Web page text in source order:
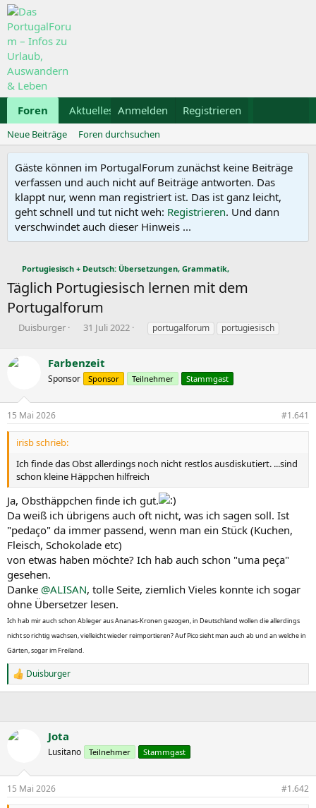
Foren Aktuelles Galerie Kalender
Anmelden Registrieren
Neue Beiträge Foren durchsuchen
Gäste können im PortugalForum zunächst keine Beiträge
verfassen und auch nicht auf Beiträge antworten. Das
klappt nur, wenn man registriert ist. Das ist ganz leicht,
geht schnell und tut nicht weh: Registrieren. Und dann
verschwindet auch dieser Hinweis ...
Portugiesisch + Deutsch: Übersetzungen, Grammatik,
Täglich Portugiesisch lernen mit dem
Portugalforum
E
t
l
e
r
Duisburger
E
t
e
l
a
31 Juli 2022
S
a
w
r
portugalforum portugiesisch
Farbenzeit
Sponsor Sponsor Teilnehmer Stammgast
15 Mai 2026 #1.641
irisb schrieb:
Ich finde das Obst allerdings noch nicht restlos ausdiskutiert. ...sind
schon kleine Häppchen hilfreich
Ja, Obsthäppchen finde ich gut.
Da weiß ich übrigens auch oft nicht, was ich sagen soll. Ist
"pedaço" da immer passend, wenn man ein Stück (Kuchen,
Fleisch, Schokolade etc)
von etwas haben möchte? Ich hab auch schon "uma peça"
gesehen.
Danke @ALISAN, tolle Seite, ziemlich Vieles konnte ich sogar
ohne Übersetzer lesen.
Ich hab mir auch schon Ableger aus Ananas-Kronen gezogen, in Deutschland wollen die allerdings
nicht so richtig wachsen, vielleicht wieder reimportieren? Auf Pico sieht man auch ab und an welche in
Gärten, sogar im Freiland.
R
e
i
n
:
Duisburger
Jota
Lusitano Teilnehmer Stammgast
15 Mai 2026 #1.642